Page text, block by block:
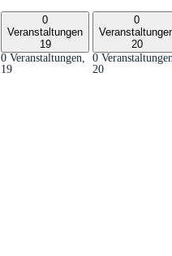
0
Veranstaltungen
19
0 Veranstaltungen,
19
0
20
0
20